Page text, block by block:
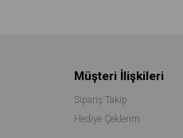
Müşteri İlişkileri
Sipariş Takip
Hediye Çeklerim